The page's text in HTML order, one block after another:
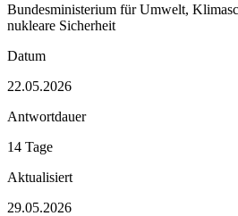
Bundesministerium für Umwelt,
nukleare Sicherheit
Datum
22.05.2026
Antwortdauer
14 Tage
Aktualisiert
29.05.2026